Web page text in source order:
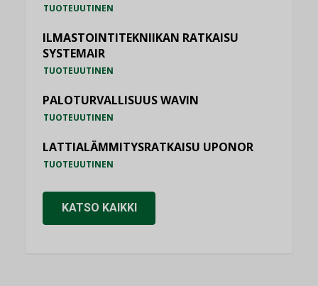
TUOTEUUTINEN
ILMASTOINTITEKNIIKAN RATKAISU
SYSTEMAIR
TUOTEUUTINEN
PALOTURVALLISUUS WAVIN
TUOTEUUTINEN
LATTIALÄMMITYSRATKAISU UPONOR
TUOTEUUTINEN
KATSO KAIKKI